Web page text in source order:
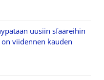
uusiin sfääreihin
viidennen kauden